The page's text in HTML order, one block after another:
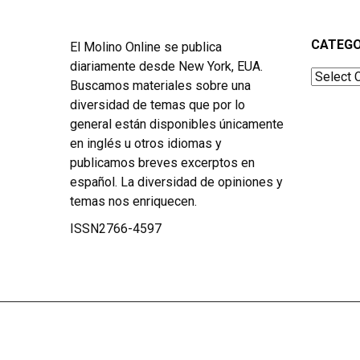
El Molino Online se publica
diariamente desde New York, EUA.
Buscamos materiales sobre una
diversidad de temas que por lo
general están disponibles únicamente
en inglés u otros idiomas y
publicamos breves excerptos en
español. La diversidad de opiniones y
temas nos enriquecen.
ISSN2766-4597